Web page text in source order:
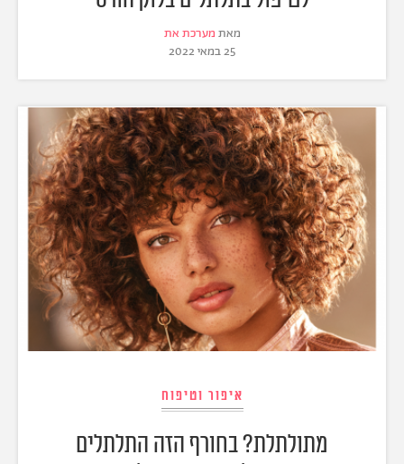
מאת מערכת את
25 במאי 2022
איפור וטיפוח
מתולתלת? בחורף הזה התלתלים